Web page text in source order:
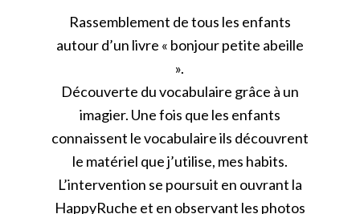
Rassemblement de tous les enfants
autour d’un livre « bonjour petite abeille
».
Découverte du vocabulaire grâce à un
imagier. Une fois que les enfants
connaissent le vocabulaire ils découvrent
le matériel que j’utilise, mes habits.
L’intervention se poursuit en ouvrant la
HappyRuche et en observant les photos